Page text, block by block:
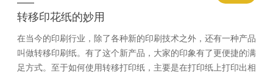
转移印花纸的妙用
在当今的印刷行业，除了各种新的印刷技术之外，还有一种产品
叫做转移印刷纸。有了这个新产品，大家的印象有了更便捷的满
足方式。至于如何使用转移打印纸，主要是在打印纸上打印出相